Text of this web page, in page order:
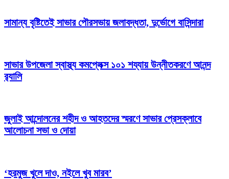
সামান্য বৃষ্টিতেই সাভার পৌরসভায় জলাবদ্ধতা, দুর্ভোগে বাসিন্দারা
সাভার উপজেলা স্বাস্থ্য কমপ্লেক্স ১০১ শয্যায় উন্নীতকরণে আনন্দ
র‍্যালি
জুলাই আন্দোলনের শহীদ ও আহতদের স্মরণে সাভার প্রেসক্লাবে
আলোচনা সভা ও দোয়া
‘হরমুজ খুলে দাও, নইলে খুব মারব’